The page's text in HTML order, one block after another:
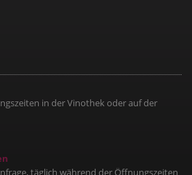
in der Vinothek oder auf der
täglich während der Öffnungszeiten